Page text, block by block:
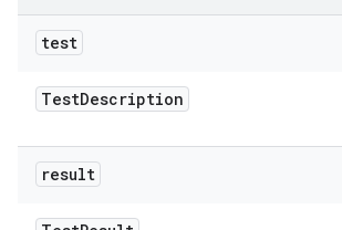
test
TestDescription
result